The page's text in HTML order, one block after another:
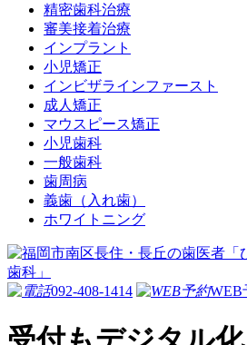
精密歯科治療
審美接着治療
インプラント
小児矯正
インビザラインファースト
成人矯正
マウスピース矯正
小児歯科
一般歯科
歯周病
義歯（入れ歯）
ホワイトニング
092-408-1414 WEB